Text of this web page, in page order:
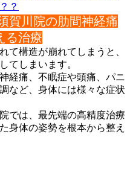
？
賀川院の肋間神経痛
る治療
て構造が崩れてしまうと、
てしまいます。
経痛、不眠症や頭痛、パニ
など、身体には様々な症状
では、最先端の高精度治療
身体の姿勢を根本から整え